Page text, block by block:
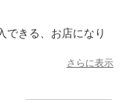
できる、お店になり
さらに表示